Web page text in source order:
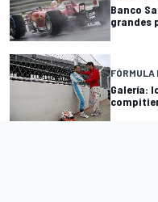
Banco
grandes
FÓRMULA
Galería: